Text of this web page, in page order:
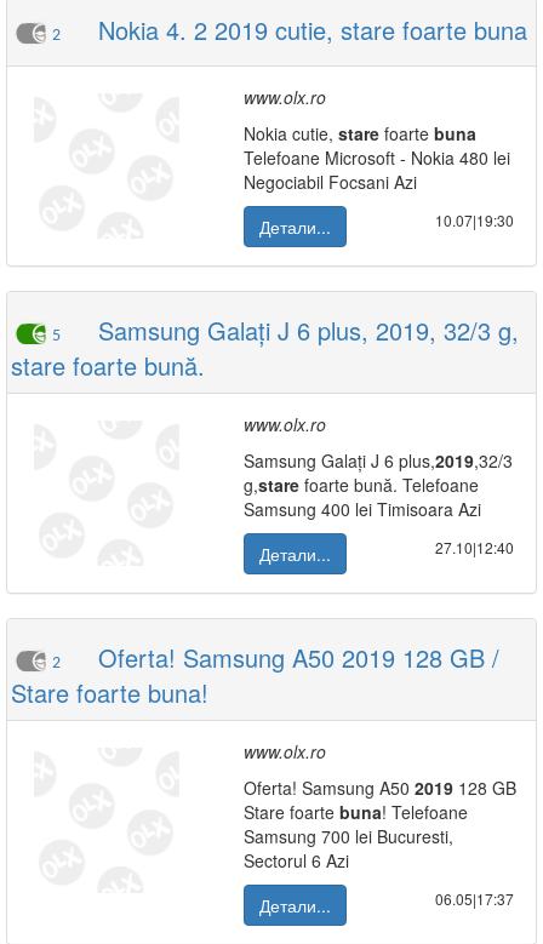
2 Nokia 4. 2 2019 cutie, stare foarte buna
www.olx.ro
Nokia cutie, stare foarte buna
Telefoane Microsoft - Nokia 480 lei
Negociabil Focsani Azi
Детали...
10.07|19:30
5
Samsung Galați J 6 plus, 2019, 32/3 g,
stare foarte bună.
www.olx.ro
Samsung Galați J 6 plus,2019,32/3
g,stare foarte bună. Telefoane
Samsung 400 lei Timisoara Azi
Детали...
27.10|12:40
2
Oferta! Samsung A50 2019 128 GB /
Stare foarte buna!
www.olx.ro
Oferta! Samsung A50 2019 128 GB
Stare foarte buna! Telefoane
Samsung 700 lei Bucuresti,
Sectorul 6 Azi
Детали...
06.05|17:37